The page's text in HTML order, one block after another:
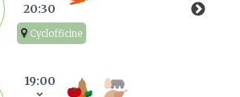
20:30
Cyclofficine
19:00